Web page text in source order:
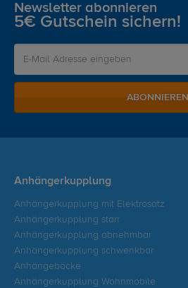
Newsletter abonnieren
5€ Gutschein sichern!
ABONNIEREN
Anhängerkupplung
Anhängerkupplung mit Elektrosatz
Anhängerkupplung starr
Anhängerkupplung abnehmbar
Anhängerkupplung schwenkbar
Anhängeböcke
Anhängerkupplung Wohnmobile